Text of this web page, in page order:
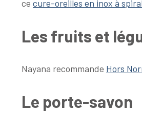
ce cure-oreilles en inox à
Les fruits et
Nayana recommande Hors
Le porte-savon